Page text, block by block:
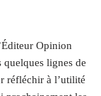
Opinion
lignes de
réfléchir à l’utilité